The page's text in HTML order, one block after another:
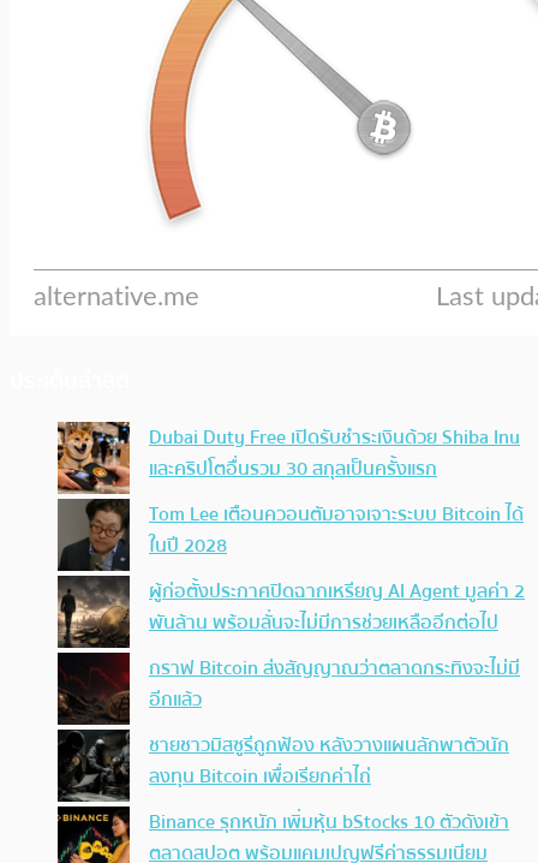
Dubai Duty Free เปิดรับชำระเงินด้วย Shiba Inu
และคริปโตอื่นรวม 30 สกุลเป็นครั้งแรก
Tom Lee เตือนควอนตัมอาจเจาะระบบ Bitcoin ได้
ในปี 2028
ผู้ก่อตั้งประกาศปิดฉากเหรียญ AI Agent มูลค่า 2
พันล้าน พร้อมลั่นจะไม่มีการช่วยเหลืออีกต่อไป
กราฟ Bitcoin ส่งสัญญาณว่าตลาดกระทิงจะไม่มี
อีกแล้ว
ชายชาวมิสซูรีถูกฟ้อง หลังวางแผนลักพาตัวนัก
ลงทุน Bitcoin เพื่อเรียกค่าไถ่
Binance รุกหนัก เพิ่มหุ้น bStocks 10 ตัวดังเข้า
ตลาดสปอต พร้อมแคมเปญฟรีค่าธรรมเนียม